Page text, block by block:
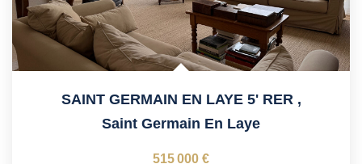
CONTACT
EN
SAINT GERMAIN EN LAYE 5' RER ,
Saint Germain En Laye
515 000 €